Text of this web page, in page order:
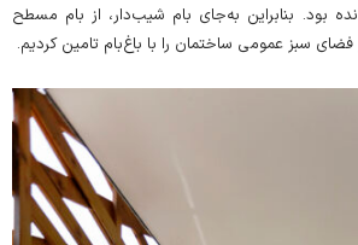
بود. بنابراین به‌جای بام شیب‌دار، از بام مسطح
سبز عمومی ساختمان را با باغ‌بام تامین کردیم.